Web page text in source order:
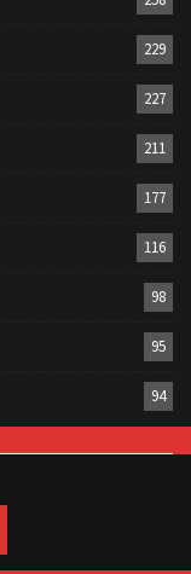
229
227
211
177
116
98
95
94